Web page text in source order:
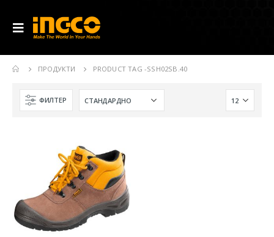
ПРОДУКТИ PRODUCT TAG -SSH02SB.40
ФИЛТЕР